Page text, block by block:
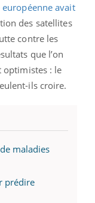
européenne avait
des satellites
contre les
que l’on
optimistes : le
ils croire.
maladies
prédire